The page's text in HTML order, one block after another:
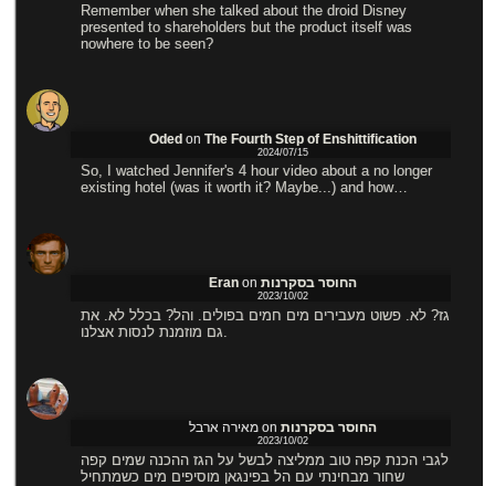
Remember when she talked about the droid Disney
presented to shareholders but the product itself was
nowhere to be seen?
Odedon The Fourth Step of Enshittification
2024/07/15
So, I watched Jennifer's 4 hour video about a no longer
existing hotel (was it worth it? Maybe...) and how…
Eranon החוסר בסקרנות
2023/10/02
גז? לא. פשוט מעבירים מים חמים בפולים. והל? בכלל לא. את
גם מוזמנת לנסות אצלנו.
מאירה ארבלon החוסר בסקרנות
2023/10/02
לגבי הכנת קפה טוב ממליצה לבשל על הגז ההכנה שמים קפה
שחור מבחינתי עם הל בפינגאן מוסיפים מים כשמתחיל